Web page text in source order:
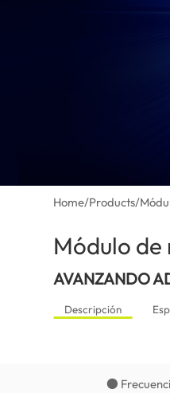
Home/Products/
Módulo
AVANZANDO
Descripción
●